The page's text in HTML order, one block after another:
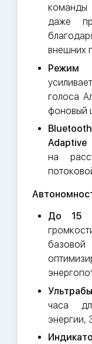
команды
даже
внешних
Режим
голоса
фоновый
Adaptive
на
До 15
базовой
часа
энергии,